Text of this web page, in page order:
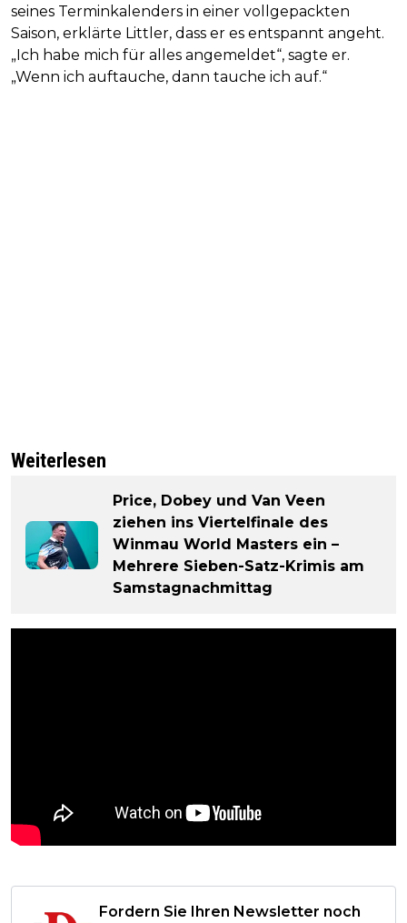
seines Terminkalenders in einer vollgepackten
Saison, erklärte Littler, dass er es entspannt angeht.
„Ich habe mich für alles angemeldet“, sagte er.
„Wenn ich auftauche, dann tauche ich auf.“
Weiterlesen
Price, Dobey und Van Veen
ziehen ins Viertelfinale des
Winmau World Masters ein –
Mehrere Sieben-Satz-Krimis am
Samstagnachmittag
Fordern Sie Ihren Newsletter noch